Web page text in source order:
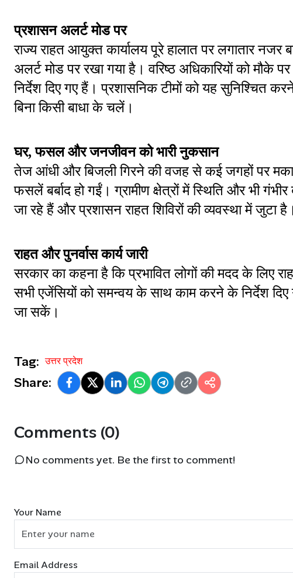
प्रशासन अलर्ट मोड पर
राज्य राहत आयुक्त कार्यालय पूरे हालात पर लगातार नजर
अलर्ट मोड पर रखा गया है। वरिष्ठ अधिकारियों को
निर्देश दिए गए हैं। प्रशासनिक टीमों को यह सुनिश्चित
बिना किसी बाधा के चलें।
घर, फसल और जनजीवन को भारी नुकसान
तेज आंधी और बिजली गिरने की वजह से कई जगहों पर
फसलें बर्बाद हो गईं। ग्रामीण क्षेत्रों में स्थिति और भी
जा रहे हैं और प्रशासन राहत शिविरों की व्यवस्था में जुटा है।
राहत और पुनर्वास कार्य जारी
सरकार का कहना है कि प्रभावित लोगों की मदद के लिए
सभी एजेंसियों को समन्वय के साथ काम करने के निर्देश दिए
जा सकें।
Tag: उत्तर प्रदेश
Share:
Comments (0)
No comments yet. Be the first to comment!
Your Name
Email Address